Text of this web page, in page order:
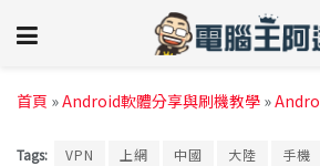
首頁 »Android軟體分享與刷機教學 »
Tags: VPN 上網 中國 大陸 手機